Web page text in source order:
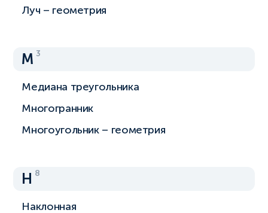
Луч – геометрия
М 3
Медиана треугольника
Многогранник
Многоугольник – геометрия
Н 8
Наклонная